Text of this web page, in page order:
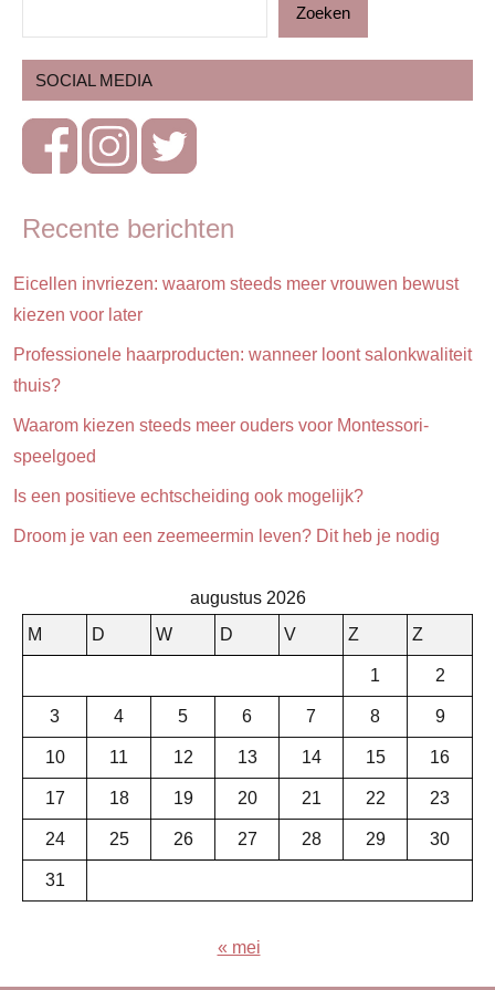
Op
stap
Reizen
Uitstapjes
Zoeken
SOCIAL MEDIA
Recente berichten
Eicellen invriezen: waarom steeds meer vrouwen bewust
kiezen voor later
Professionele haarproducten: wanneer loont salonkwaliteit
thuis?
Waarom kiezen steeds meer ouders voor Montessori-
speelgoed
Is een positieve echtscheiding ook mogelijk?
Droom je van een zeemeermin leven? Dit heb je nodig
augustus 2026
M
D W D V Z Z
1 2
3 4 5 6 7 8 9
10 11 12 13 14 15 16
17 18 19 20 21 22 23
24 25 26 27 28 29 30
31
« mei